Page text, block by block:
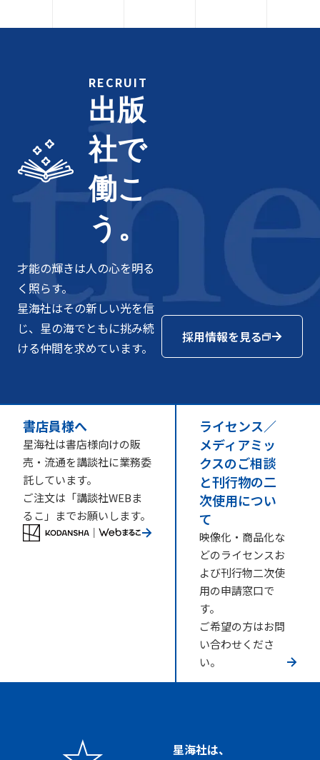
RECRUIT
出版
社で
働こ
う。
才能の輝きは人の心を明る
く照らす。
星海社はその新しい光を信
じ、星の海でともに挑み続
ける仲間を求めています。
採用情報を見る
書店員様へ
星海社は書店様向けの販
売・流通を講談社に業務委
託しています。
ご注文は「講談社WEBま
るこ」までお願いします。
ライセンス／
メディアミッ
クスのご相談
と刊行物の二
次使用につい
て
映像化・商品化な
どのライセンスお
よび刊行物二次使
用の申請窓口で
す。
ご希望の方はお問
い合わせくださ
い。
星海社は、